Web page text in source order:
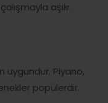
aşılır.
uygundur. Piyano,
popülerdir.